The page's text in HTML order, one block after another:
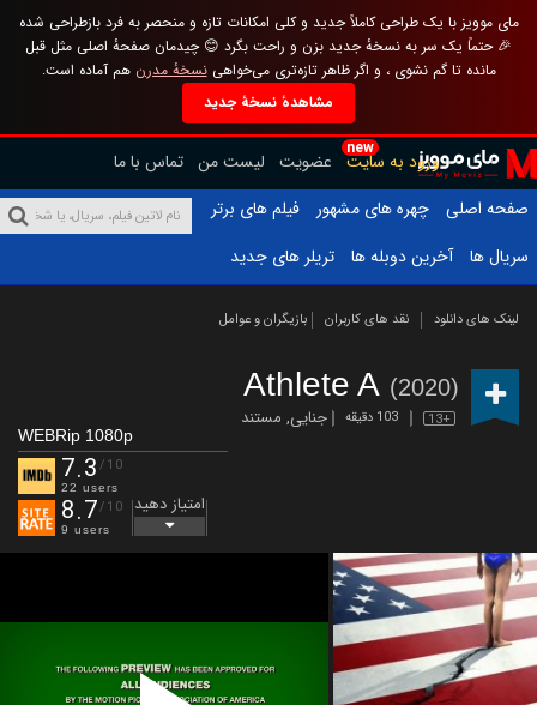
مای موویز با یک طراحی کاملاً جدید و کلی امکانات تازه و منحصر به فرد بازطراحی شده
🎉 حتماً یک سر به نسخهٔ جدید بزن و راحت بگرد 😊 چیدمان صفحهٔ اصلی مثل قبل
مانده تا گم نشوی ، و اگر ظاهر تازه‌تری می‌خواهینسخهٔ مدرن هم آماده است.
مشاهدهٔ نسخهٔ جدید
new
ورود به سایت عضویت لیست من تماس با ما
صفحه اصلی
چهره های مشهور
فیلم های برتر
سریال ها
آخرین دوبله ها تریلر های جدید
لینک های دانلود نقد های کاربران بازیگران و عوامل
Athlete A (2020)
13+ 103 دقیقه جنایی, مستند
WEBRip 1080p
7.3 /10
22 users
8.7/10
9 users
امتیاز دهید